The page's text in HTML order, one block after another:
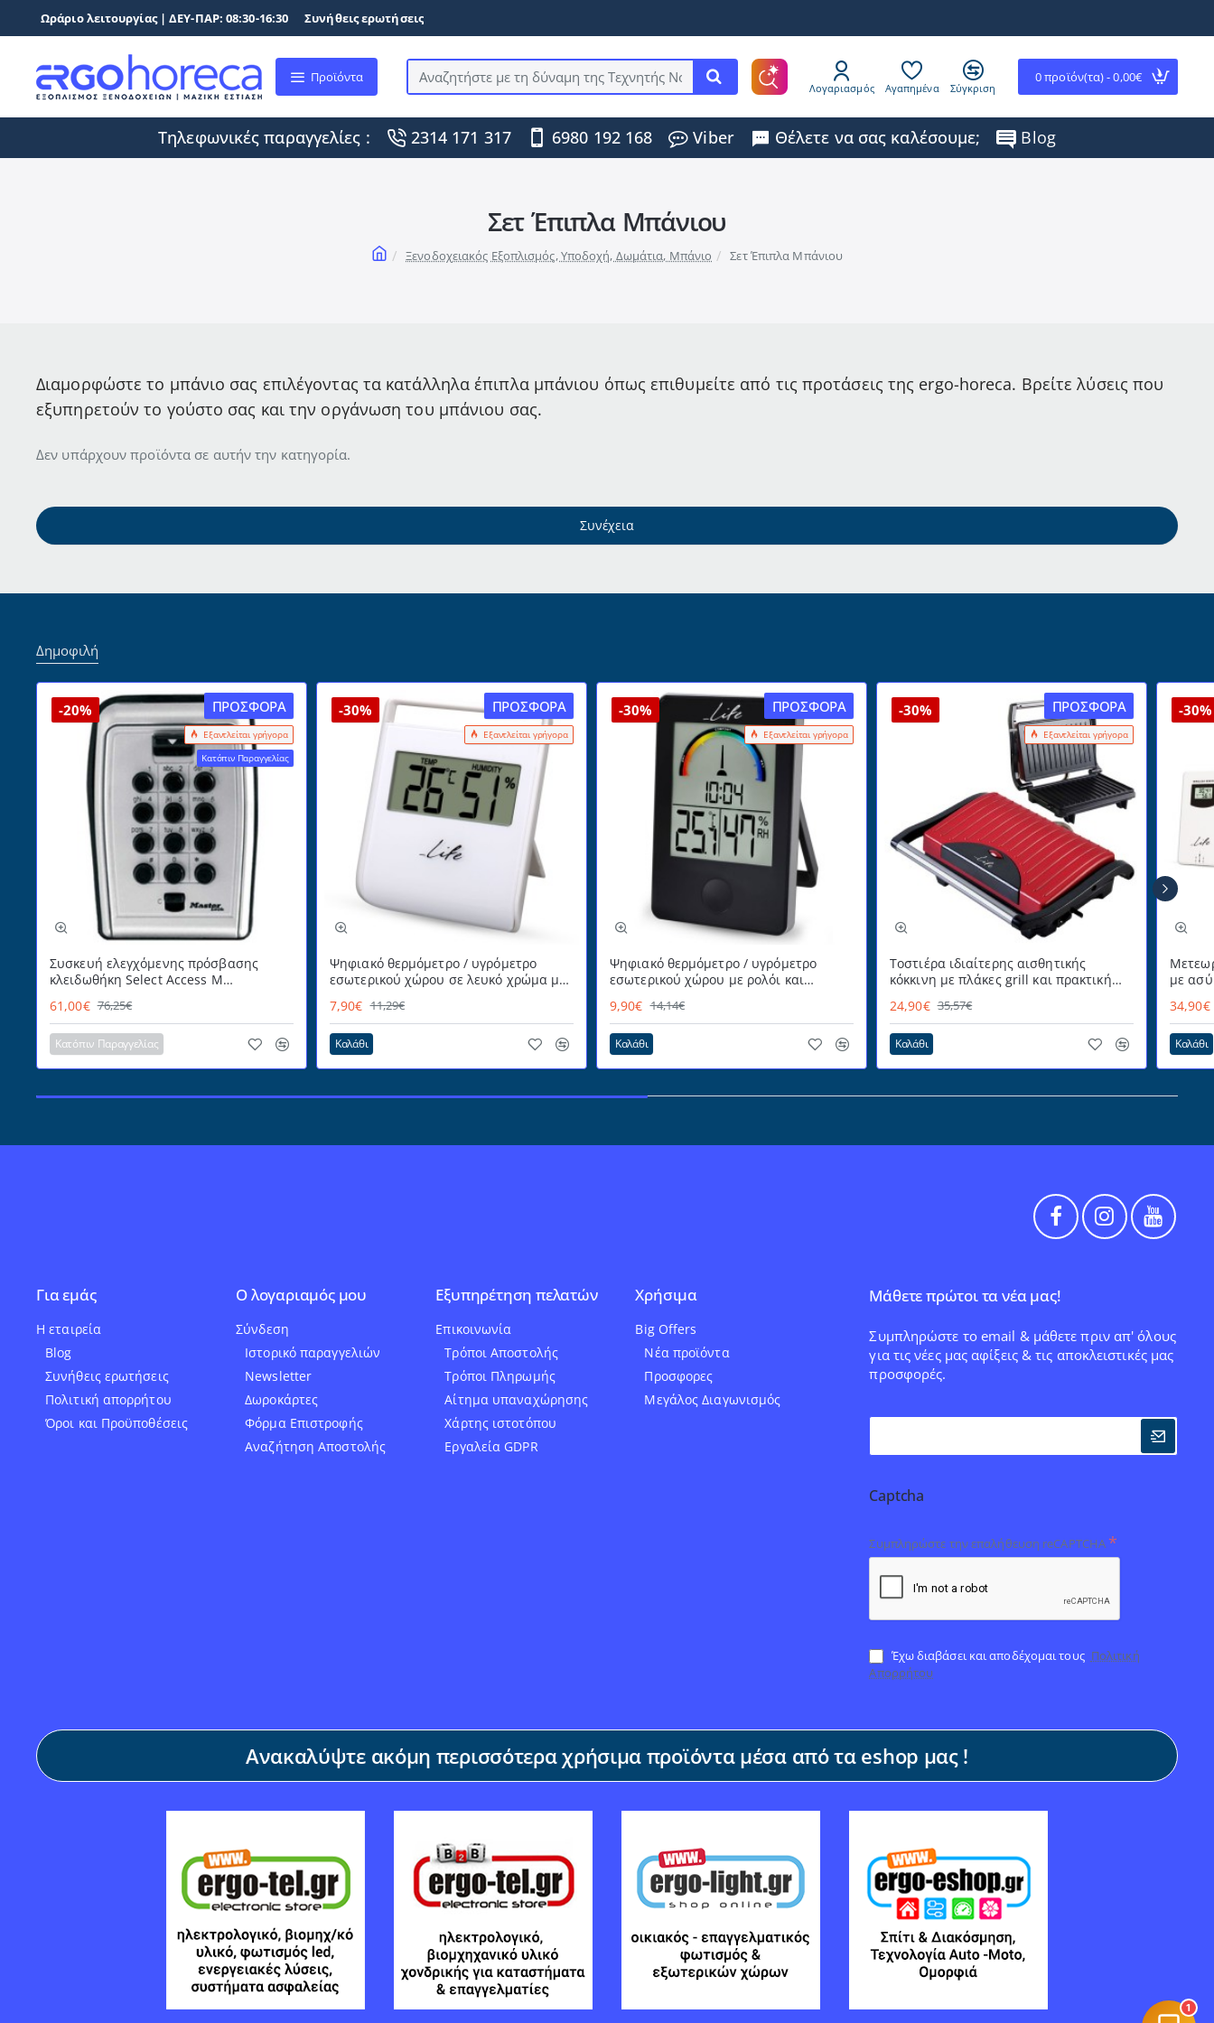
Ωράριο λειτουργίας | ΔΕΥ-ΠΑΡ: 08:30-16:30 Συνήθεις ερωτήσεις
Προϊόντα
Αναζητήστε
τη
δύναμη
της
Λογαριασμός Αγαπημένα Σύγκριση
0 προϊόν(τα) - 0,00€
Τηλεφωνικές παραγγελίες : 2314 171 317 6980 192 168 Viber Θέλετε να σας καλέσουμε; Blog
Σετ Έπιπλα Μπάνιου
homeΞενοδοχειακός Εξοπλισμός, Υποδοχή, Δωμάτια, Μπάνιο Σετ Έπιπλα Μπάνιου
Διαμορφώστε το μπάνιο σας επιλέγοντας τα κατάλληλα έπιπλα μπάνιου όπως επιθυμείτε από τις προτάσεις της ergo-horeca. Βρείτε λύσεις που
εξυπηρετούν το γούστο σας και την οργάνωση του μπάνιου σας.
Δεν υπάρχουν προϊόντα σε αυτήν την κατηγορία.
Συνέχεια
Δημοφιλή
ΠΡΟΣΦΟΡΆ
Εξαντλείται γρήγορα
-20%
Κατόπιν Παραγγελίας
Συσκευή ελεγχόμενης πρόσβασης
κλειδωθήκη Select Access Μ
προστατευτικό κάλυμμα
61,00€ 76,25€
Κατόπιν Παραγγελίας
ΠΡΟΣΦΟΡΆ
Εξαντλείται γρήγορα
-30%
Ψηφιακό θερμόμετρο / υγρόμετρο
εσωτερικού χώρου σε λευκό χρώμα με
επιτραπέζια τοποθέτηση και γάντζο
για επιτοίχια ανάρτηση LIFE FLEXY
7,90€ 11,29€
Καλάθι
ΠΡΟΣΦΟΡΆ
Εξαντλείται γρήγορα
-30%
Ψηφιακό θερμόμετρο / υγρόμετρο
εσωτερικού χώρου με ρολόι και
υγρασίας σε μαύρο χρώμα LIFE iTemp
Black
9,90€ 14,14€
Καλάθι
ΠΡΟΣΦΟΡΆ
Εξαντλείται γρήγορα
-30%
Τοστιέρα ιδιαίτερης αισθητικής
κόκκινη με πλάκες grill και πρακτική
RED LIFE
24,90€ 35,57€
Καλάθι
-30%
με
34,90€
Καλάθι
Για εμάς
Η εταιρεία
Blog
Συνήθεις ερωτήσεις
Πολιτική απορρήτου
Όροι και Προϋποθέσεις
Ο λογαριαμός μου
Σύνδεση
Ιστορικό παραγγελιών
Newsletter
Δωροκάρτες
Φόρμα Επιστροφής
Αναζήτηση Αποστολής
Εξυπηρέτηση πελατών
Επικοινωνία
Τρόποι Αποστολής
Τρόποι Πληρωμής
Αίτημα υπαναχώρησης
Χάρτης ιστοτόπου
Εργαλεία GDPR
Χρήσιμα
Big Offers
Νέα προϊόντα
Προσφορες
Μεγάλος Διαγωνισμός
Μάθετε πρώτοι τα νέα μας!
Συμπληρώστε το email & μάθετε πριν απ' όλους
για τις νέες μας αφίξεις & τις αποκλειστικές μας
προσφορές.
Captcha
Συμπληρώστε την επαλήθευση reCAPTCHA
Έχω διαβάσει και αποδέχομαι τους Πολιτική
Απορρήτου
Ανακαλύψτε ακόμη περισσότερα χρήσιμα προϊόντα μέσα από τα eshop μας !
1